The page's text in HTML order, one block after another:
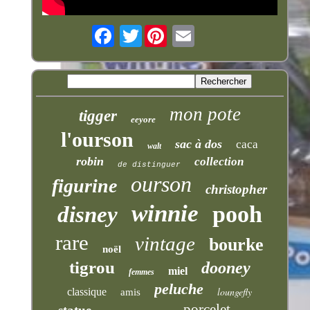
Twitter
tigger eeyore mon pote
l'ourson walt sac à dos caca
robin de distinguer collection
figurine ourson christopher
disney winnie pooh
rare noël vintage bourke
tigrou femmes miel dooney
classique amis peluche loungefly